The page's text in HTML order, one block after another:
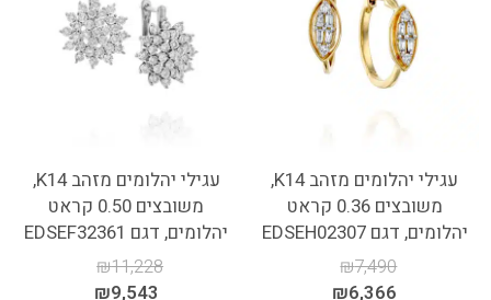
עגילי יהלומים מזהב K14,
משובצים 0.36 קראט
יהלומים, דגם EDSEH02307
₪7,490
₪6,366
עגילי יהלומים מזהב K14,
משובצים 0.50 קראט
יהלומים, דגם EDSEF32361
₪11,228
₪9,543